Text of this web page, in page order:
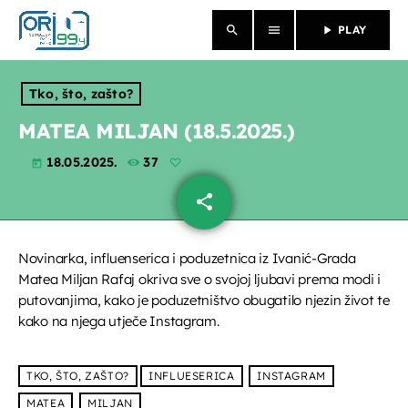
search menu play_arrow PLAY
close
O NAMA
PROGRAM
PROPUSTILI STE
Tko, što, zašto?
MATEA MILJAN (18.5.2025.)
today 18.05.2025. 37
share
email
Novinarka, influenserica i poduzetnica iz Ivanić-Grada
Matea Miljan Rafaj okriva sve o svojoj ljubavi prema modi i
putovanjima, kako je poduzetništvo obugatilo njezin život te
kako na njega utječe Instagram.
TKO, ŠTO, ZAŠTO? INFLUESERICA
INSTAGRAM
MATEA
MILJAN